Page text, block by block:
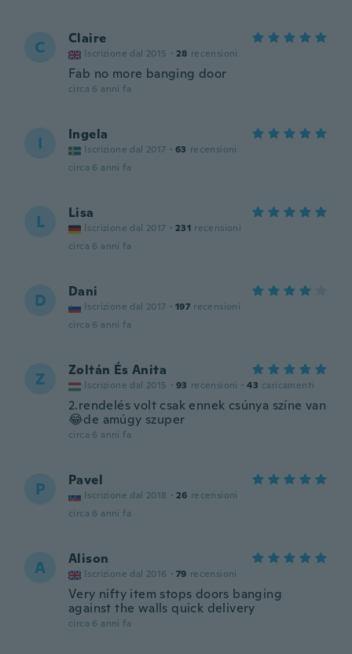
C Claire
Iscrizione dal 2015 · 28 recensioni
Fab no more banging door
circa 6 anni fa
I Ingela
Iscrizione dal 2017 · 63 recensioni
circa 6 anni fa
L Lisa
Iscrizione dal 2017 · 231 recensioni
circa 6 anni fa
D Dani
Iscrizione dal 2017 · 197 recensioni
circa 6 anni fa
Z Zoltán És Anita
Iscrizione dal 2015 · 93 recensioni · 43 caricamenti
2.rendelés volt csak ennek csúnya színe van
😂de amúgy szuper
circa 6 anni fa
P Pavel
Iscrizione dal 2018 · 26 recensioni
circa 6 anni fa
A Alison
Iscrizione dal 2016 · 79 recensioni
Very nifty item stops doors banging
against the walls quick delivery
circa 6 anni fa